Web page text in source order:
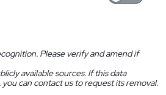
Please verify and amend if
available sources. If this data
can contact us to request its removal.